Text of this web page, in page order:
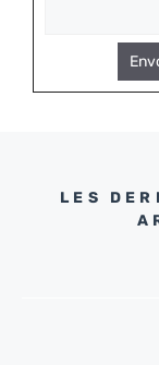
LES